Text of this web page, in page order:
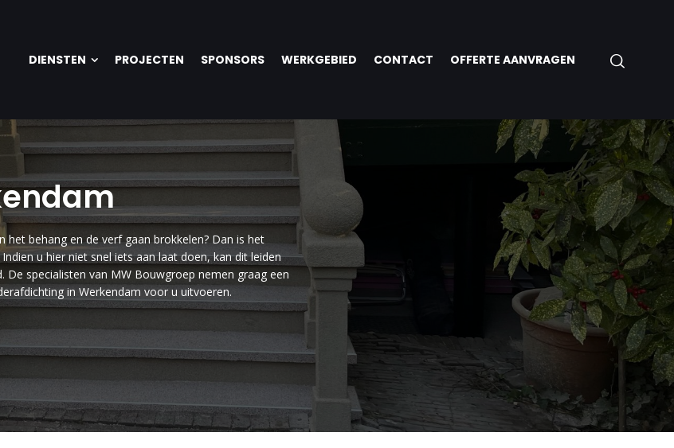
DIENSTEN PROJECTEN SPONSORS WERKGEBIED CONTACT OFFERTE AANVRAGEN
behang en de verf gaan brokkelen? Dan is het
u hier niet snel iets aan laat doen, kan dit leiden
specialisten van MW Bouwgroep nemen graag een
in Werkendam voor u uitvoeren.